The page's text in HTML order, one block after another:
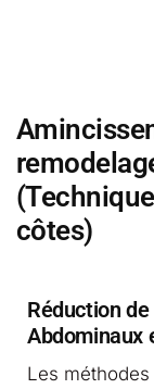
côtes)
Réduction
Abdominaux
Les